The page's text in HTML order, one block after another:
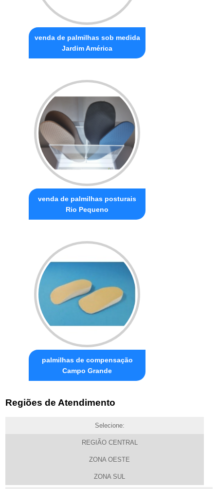
venda de palmilhas sob medida
Jardim América
venda de palmilhas posturais
Rio Pequeno
palmilhas de compensação
Campo Grande
Regiões de Atendimento
Selecione:
REGIÃO CENTRAL
ZONA OESTE
ZONA SUL